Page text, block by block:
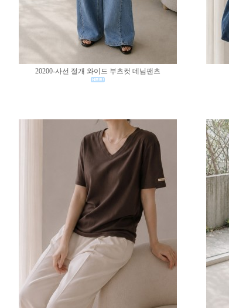
20200-사선 절개 와이드 부츠컷 데님팬츠